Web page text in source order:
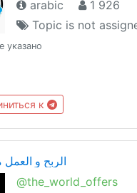
arabic
1 926
Topic is not
указано
к
الربح و العمل
@the_world_offers